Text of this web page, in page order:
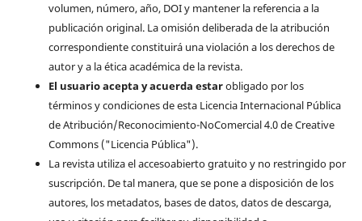
volumen, número, año, DOI y mantener la referencia a la
publicación original. La omisión deliberada de la atribución
correspondiente constituirá una violación a los derechos de
autor y a la ética académica de la revista.
El usuario acepta y acuerda estarobligado por los
términos y condiciones de esta Licencia Internacional Pública
de Atribución/Reconocimiento-NoComercial 4.0 de Creative
Commons ("Licencia Pública").
La revista utiliza el accesoabierto gratuito y no restringido por
suscripción. De tal manera, que se pone a disposición de los
autores, los metadatos, bases de datos, datos de descarga,